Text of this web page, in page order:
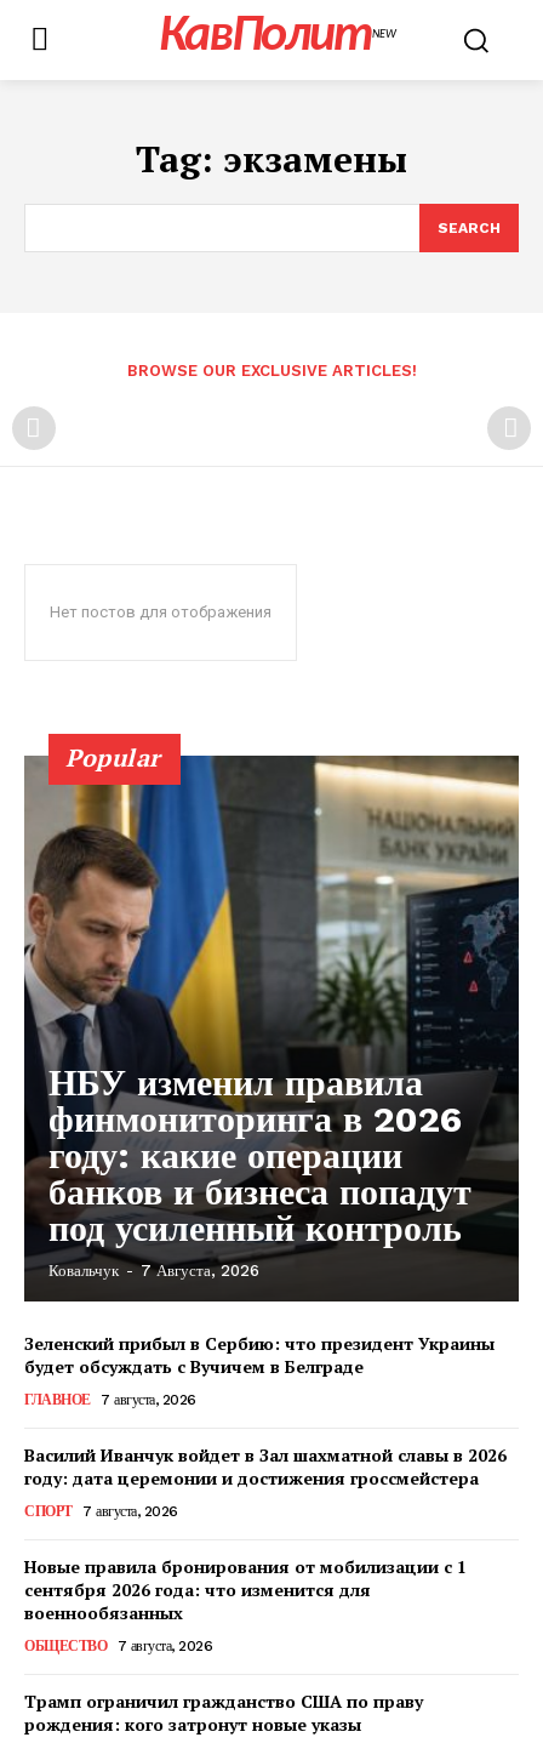
КавПолитNEW
Tag: экзамены
SEARCH
BROWSE OUR EXCLUSIVE ARTICLES!
Нет постов для отображения
Popular
НБУ изменил правила
финмониторинга в 2026
году: какие операции
банков и бизнеса попадут
под усиленный контроль
Ковальчук - 7 Августа, 2026
Зеленский прибыл в Сербию: что президент Украины
будет обсуждать с Вучичем в Белграде
ГЛАВНОЕ 7 августа, 2026
Василий Иванчук войдет в Зал шахматной славы в 2026
году: дата церемонии и достижения гроссмейстера
СПОРТ 7 августа, 2026
Новые правила бронирования от мобилизации с 1
сентября 2026 года: что изменится для
военнообязанных
ОБЩЕСТВО 7 августа, 2026
Трамп ограничил гражданство США по праву
рождения: кого затронут новые указы